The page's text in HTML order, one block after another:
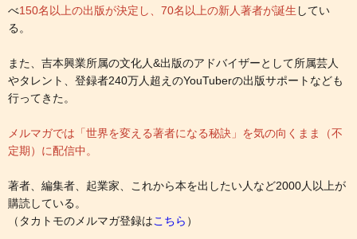
べ150名以上の出版が決定し、70名以上の新人著者が誕生 してい
る。
また、吉本興業所属の文化人&出版のアドバイザーとして所属芸人
やタレント、登録者240万人超えのYouTuberの出版サポートなども
行ってきた。
メルマガでは「世界を変える著者になる秘訣」を気の向くまま（不
定期）に配信中。
著者、編集者、起業家、これから本を出したい人など2000人以上が
購読している。
（タカトモのメルマガ登録はこちら ）